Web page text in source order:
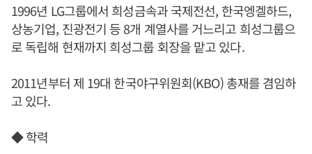
1996년 LG그룹에서 희성금속과 국제전선, 한국엥겔하드,
상농기업, 진광전기 등 8개 계열사를 거느리고 희성그룹으
로 독립해 현재까지 희성그룹 회장을 맡고 있다.
2011년부터 제 19대 한국야구위원회(KBO) 총재를 겸임하
고 있다.
◆ 학력